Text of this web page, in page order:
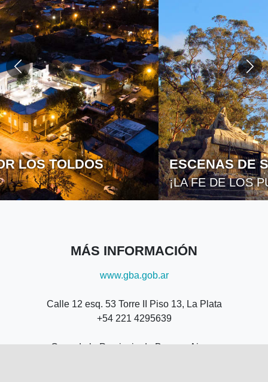
ESCENAS DE SEMANA SANTA
¡LA FE DE LOS PUEBLOS!
MÁS INFORMACIÓN
www.gba.gob.ar
Calle 12 esq. 53 Torre II Piso 13, La Plata
+54 221 4295639
Casa de la Provincia de Buenos Aires -